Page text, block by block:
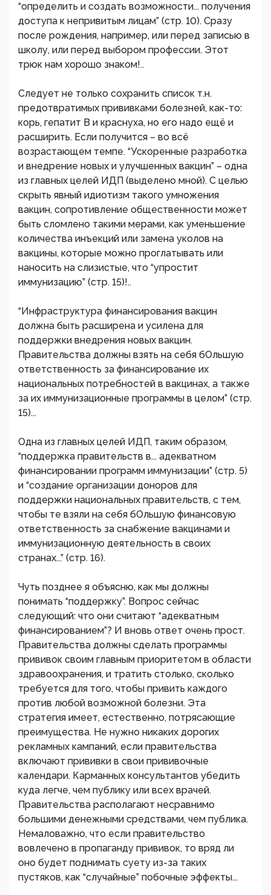
“определить и создать возможности... получения
доступа к непривитым лицам” (стр. 10). Сразу
после рождения, например, или перед записью в
школу, или перед выбором профессии. Этот
трюк нам хорошо знаком!..
Следует не только сохранить список т.н.
предотвратимых прививками болезней, как-то:
корь, гепатит В и краснуха, но его надо ещё и
расширить. Если получится – во всё
возрастающем темпе. “Ускоренные разработка
и внедрение новых и улучшенных вакцин” – одна
из главных целей ИДП (выделено мной). С целью
скрыть явный идиотизм такого умножения
вакцин, сопротивление общественности может
быть сломлено такими мерами, как уменьшение
количества инъекций или замена уколов на
вакцины, которые можно проглатывать или
наносить на слизистые, что “упростит
иммунизацию” (стр. 15)!..
“Инфраструктура финансирования вакцин
должна быть расширена и усилена для
поддержки внедрения новых вакцин.
Правительства должны взять на себя бОльшую
ответственность за финансирование их
национальных потребностей в вакцинах, а также
за их иммунизационные программы в целом” (стр.
15)...
Одна из главных целей ИДП, таким образом,
“поддержка правительств в... адекватном
финансировании программ иммунизации” (стр. 5)
и “создание организации доноров для
поддержки национальных правительств, с тем,
чтобы те взяли на себя бОльшую финансовую
ответственность за снабжение вакцинами и
иммунизационную деятельность в своих
странах...” (стр. 16).
Чуть позднее я объясню, как мы должны
понимать “поддержку”. Вопрос сейчас
следующий: что они считают “адекватным
финансированием”? И вновь ответ очень прост.
Правительства должны сделать программы
прививок своим главным приоритетом в области
здравоохранения, и тратить столько, сколько
требуется для того, чтобы привить каждого
против любой возможной болезни. Эта
стратегия имеет, естественно, потрясающие
преимущества. Не нужно никаких дорогих
рекламных кампаний, если правительства
включают прививки в свои прививочные
календари. Карманных консультантов убедить
куда легче, чем публику или всех врачей.
Правительства располагают несравнимо
большими денежными средствами, чем публика.
Немаловажно, что если правительство
вовлечено в пропаганду прививок, то вряд ли
оно будет поднимать суету из-за таких
пустяков, как “случайные” побочные эффекты...